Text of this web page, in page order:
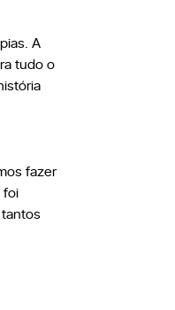
A
tudo o
fazer
foi